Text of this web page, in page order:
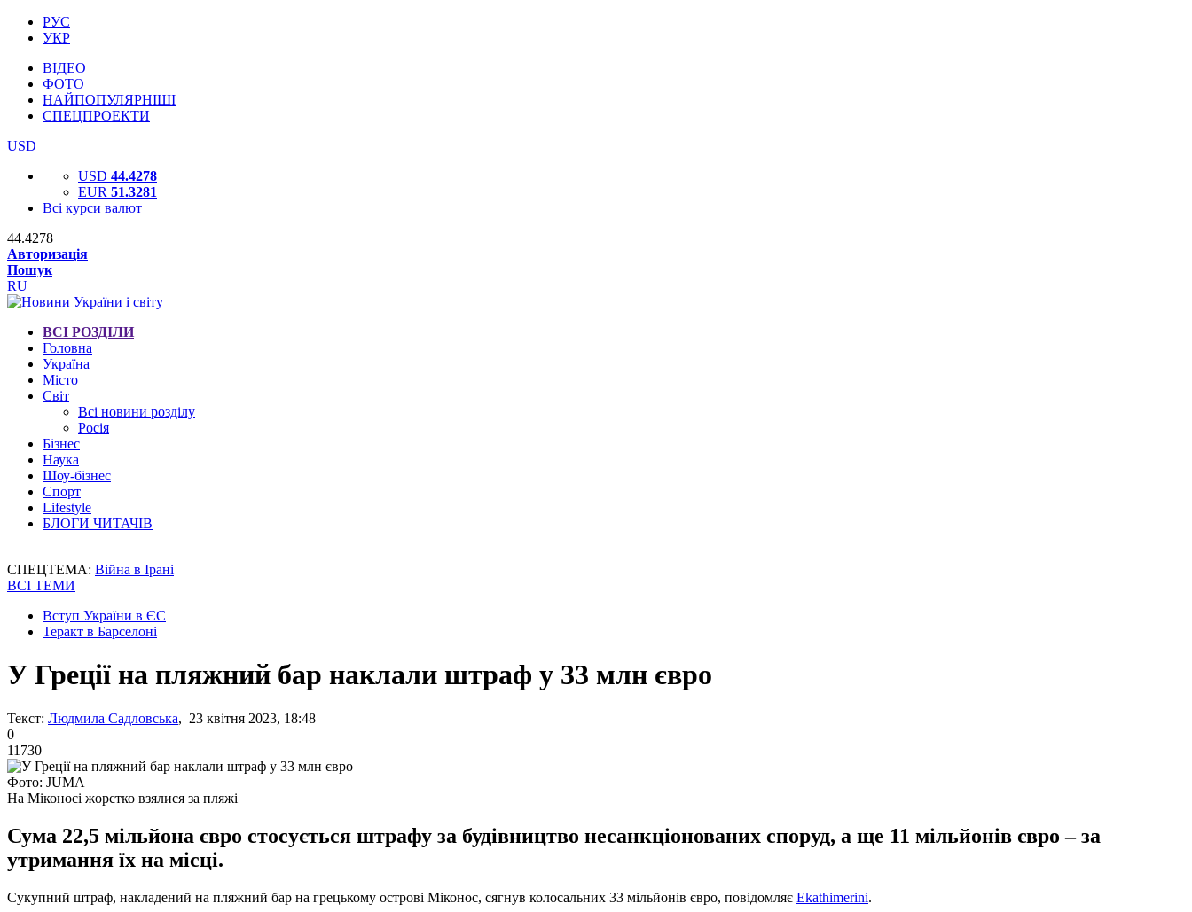
РУС
УКР
ВІДЕО
ФОТО
НАЙПОПУЛЯРНІШІ
СПЕЦПРОЕКТИ
USD
USD 44.4278
EUR 51.3281
Всі курси валют
44.4278
Авторизація
Пошук
RU
ВСІ РОЗДІЛИ
Головна
Україна
Місто
Світ
Всі новини розділу
Росія
Бізнес
Наука
Шоу-бізнес
Спорт
Lifestyle
БЛОГИ ЧИТАЧІВ
СПЕЦТЕМА: Війна в Ірані
ВСІ ТЕМИ
Вступ України в ЄС
Теракт в Барселоні
У Греції на пляжний бар наклали штраф у 33 млн євро
Текст: Людмила Садловська, 23 квітня 2023, 18:48
0
11730
Фото: JUMA
На Міконосі жорстко взялися за пляжі
Сума 22,5 мільйона євро стосується штрафу за будівництво несанкціонованих споруд, а ще 11 мільйонів євро – за
утримання їх на місці.
Сукупний штраф, накладений на пляжний бар на грецькому острові Міконос, сягнув колосальних 33 мільйонів євро, повідомляє Ekathimerini.